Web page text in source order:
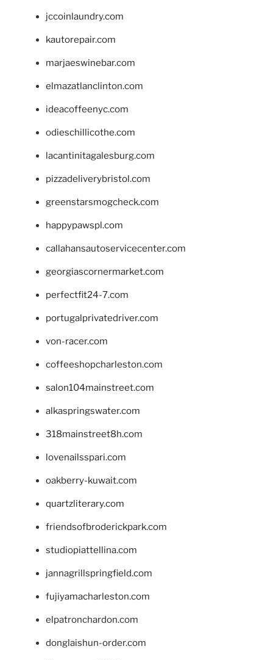
jccoinlaundry.com
kautorepair.com
marjaeswinebar.com
elmazatlanclinton.com
ideacoffeenyc.com
odieschillicothe.com
lacantinitagalesburg.com
pizzadeliverybristol.com
greenstarsmogcheck.com
happypawspl.com
callahansautoservicecenter.com
georgiascornermarket.com
perfectfit24-7.com
portugalprivatedriver.com
von-racer.com
coffeeshopcharleston.com
salon104mainstreet.com
alkaspringswater.com
318mainstreet8h.com
lovenailsspari.com
oakberry-kuwait.com
quartzliterary.com
friendsofbroderickpark.com
studiopiattellina.com
jannagrillspringfield.com
fujiyamacharleston.com
elpatronchardon.com
donglaishun-order.com